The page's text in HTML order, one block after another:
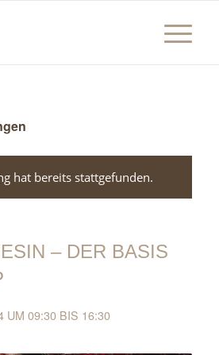
hat bereits stattgefunden.
– DER BASIS
UM 09:30BIS 16:30